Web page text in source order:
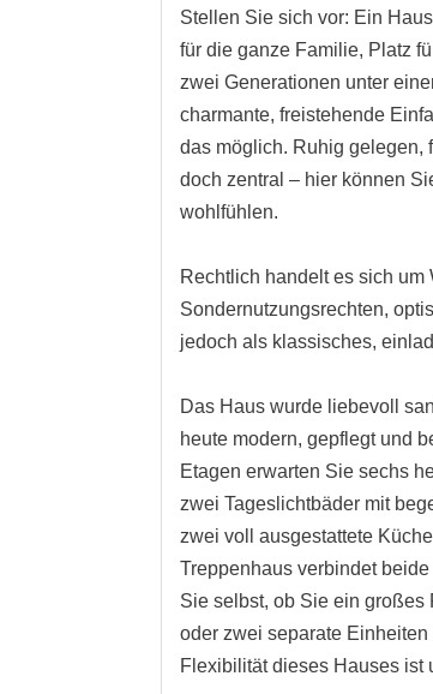
Stellen Sie sich vor: Ein
für die ganze Familie, Platz
zwei Generationen unter
charmante, freistehende
das möglich. Ruhig gelegen,
doch zentral – hier können
wohlfühlen.
Rechtlich handelt es sich
Sondernutzungsrechten,
jedoch als klassisches,
Das Haus wurde liebevoll
heute modern, gepflegt und
Etagen erwarten Sie sechs
zwei Tageslichtbäder mit
zwei voll ausgestattete
Treppenhaus verbindet
Sie selbst, ob Sie ein
oder zwei separate
Flexibilität dieses Hauses ist